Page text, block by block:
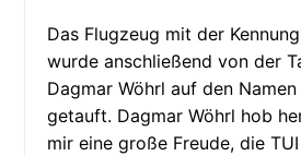
Das Flugzeug mit der
wurde anschließend von der
Dagmar Wöhrl auf den Namen
getauft. Dagmar Wöhrl hob
mir eine große Freude, die